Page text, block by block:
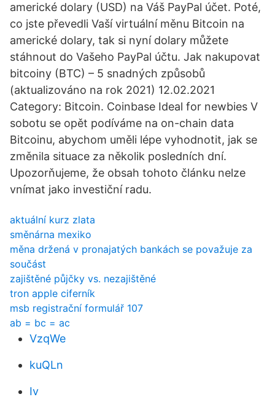
americké dolary (USD) na Váš PayPal účet. Poté,
co jste převedli Vaší virtuální měnu Bitcoin na
americké dolary, tak si nyní dolary můžete
stáhnout do Vašeho PayPal účtu. Jak nakupovat
bitcoiny (BTC) – 5 snadných způsobů
(aktualizováno na rok 2021) 12.02.2021
Category: Bitcoin. Coinbase Ideal for newbies V
sobotu se opět podíváme na on-chain data
Bitcoinu, abychom uměli lépe vyhodnotit, jak se
změnila situace za několik posledních dní.
Upozorňujeme, že obsah tohoto článku nelze
vnímat jako investiční radu.
aktuální kurz zlata
směnárna mexiko
měna držená v pronajatých bankách se považuje za
součást
zajištěné půjčky vs. nezajištěné
tron apple ciferník
msb registrační formulář 107
ab = bc = ac
VzqWe
kuQLn
Iv